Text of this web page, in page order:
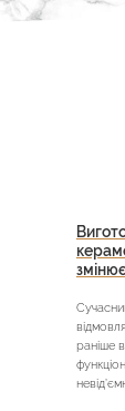
раніше